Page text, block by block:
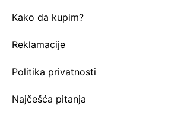
Kako da kupim?
Reklamacije
Politika privatnosti
Najčešća pitanja